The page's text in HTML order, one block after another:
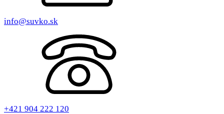
info@suvko.sk
+421 904 222 120